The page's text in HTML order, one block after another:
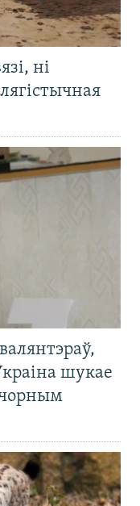
ні
шукае